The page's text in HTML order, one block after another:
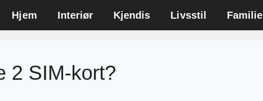
Hjem Interiør Kjendis Livsstil Familie
2 SIM-kort?